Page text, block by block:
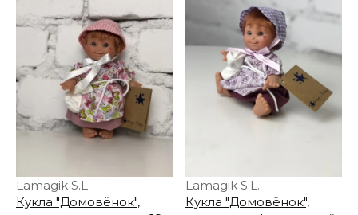
Lamagik S.L.
Кукла "Домовёнок",
Lamagik S.L.
Кукла "Домовёнок",